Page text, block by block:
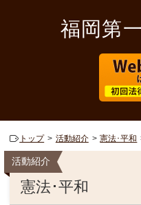
福岡第
トップ 活動紹介 憲法･平和
活動紹介
憲法･平和